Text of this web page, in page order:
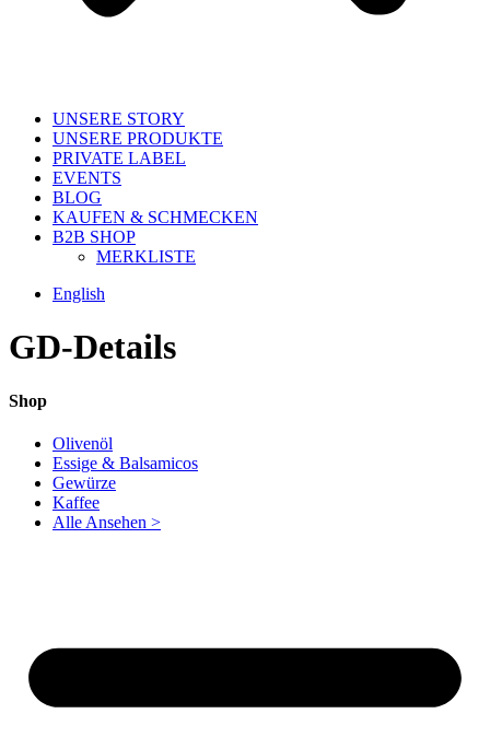
UNSERE STORY
UNSERE PRODUKTE
PRIVATE LABEL
EVENTS
BLOG
KAUFEN & SCHMECKEN
B2B SHOP
MERKLISTE
English
GD-Details
Shop
Olivenöl
Essige & Balsamicos
Gewürze
Kaffee
Alle Ansehen >